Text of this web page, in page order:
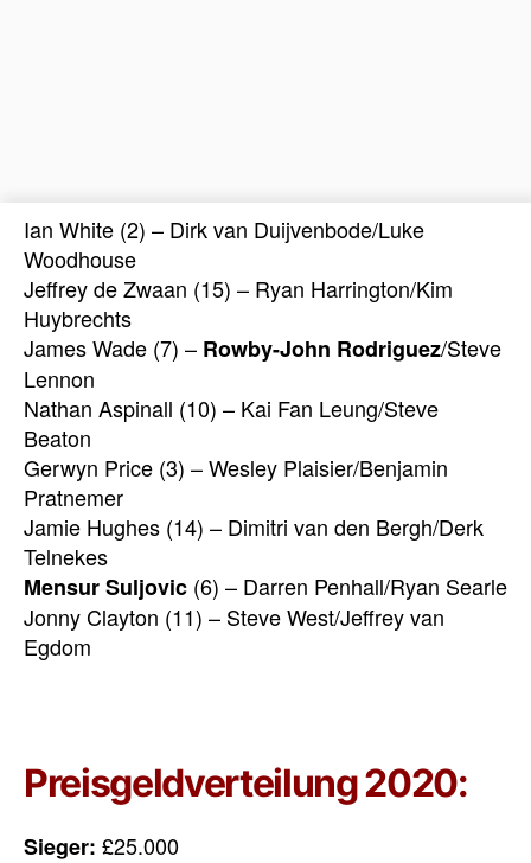
Ian White (2) – Dirk van Duijvenbode/Luke
Woodhouse
Jeffrey de Zwaan (15) – Ryan Harrington/Kim
Huybrechts
James Wade (7) – Rowby-John Rodriguez/Steve
Lennon
Nathan Aspinall (10) – Kai Fan Leung/Steve
Beaton
Gerwyn Price (3) – Wesley Plaisier/Benjamin
Pratnemer
Jamie Hughes (14) – Dimitri van den Bergh/Derk
Telnekes
Mensur Suljovic (6) – Darren Penhall/Ryan Searle
Jonny Clayton (11) – Steve West/Jeffrey van
Egdom
Preisgeldverteilung 2020:
Sieger: £25.000